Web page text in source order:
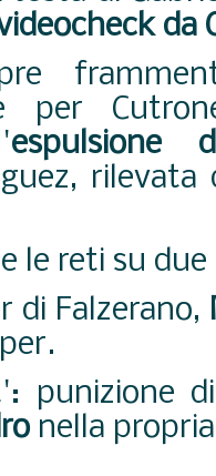
da
per
espulsione
rilevata
le reti su
di Falzerano,
punizione
nella